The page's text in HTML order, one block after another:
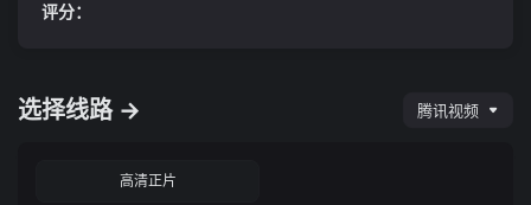
评分：
选择线路 → 腾讯视频
高清正片